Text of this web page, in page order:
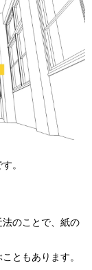
。
のことで、紙の
ともあります。